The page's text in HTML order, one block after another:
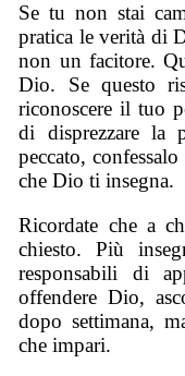
Se tu non stai
pratica le verità di
non un facitore.
Dio. Se questo
riconoscere il tuo
di disprezzare la
peccato,
che Dio ti insegna.
Ricordate che a
chiesto. Più
responsabili di
offendere Dio,
dopo settimana,
che impari.